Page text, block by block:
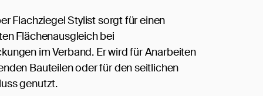
Flachziegel Stylist sorgt für einen
Flächenausgleich bei
im Verband. Er wird für Anarbeiten
Bauteilen oder für den seitlichen
genutzt.